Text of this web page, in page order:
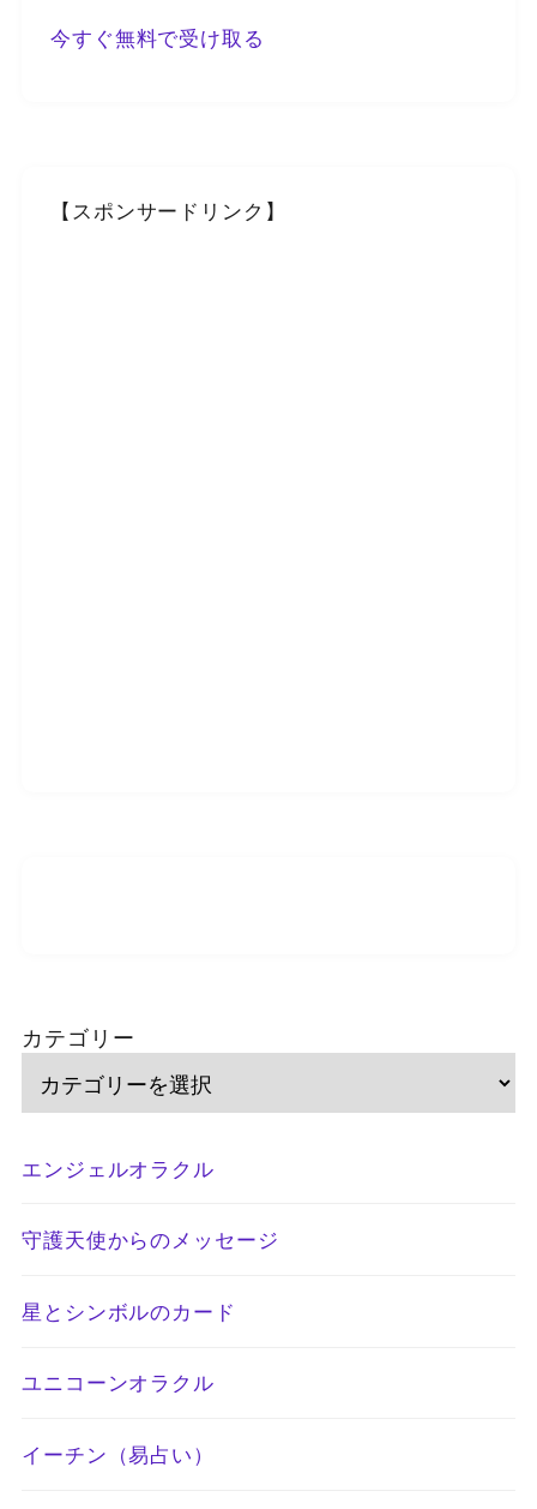
今すぐ無料で受け取る
【スポンサードリンク】
カテゴリー
エンジェルオラクル
守護天使からのメッセージ
星とシンボルのカード
ユニコーンオラクル
イーチン（易占い）